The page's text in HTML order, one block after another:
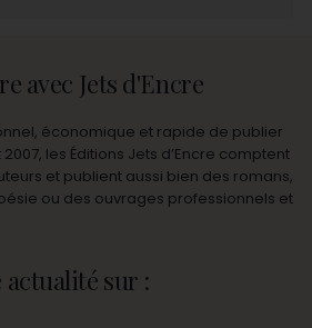
avec Jets d'Encre
économique et rapide de publier
les Éditions Jets d’Encre comptent
et publient aussi bien des romans,
ou des ouvrages professionnels et
sur :